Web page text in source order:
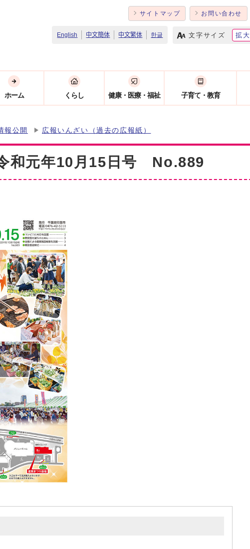
サイトマップ お問い合わせ
English 中文簡体 中文繁体 한글 文字サイズ 拡大
ホーム くらし 健康・医療・福祉 子育て・教育
報公開 広報いんざい（過去の広報紙）
和元年10月15日号 No.889